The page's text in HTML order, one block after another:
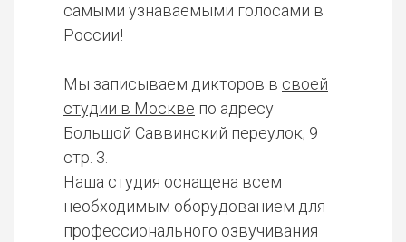
самыми узнаваемыми голосами в
России!
Мы записываем дикторов в своей
студии в Москве по адресу
Большой Саввинский переулок, 9
стр. 3.
Наша студия оснащена всем
необходимым оборудованием для
профессионального озвучивания